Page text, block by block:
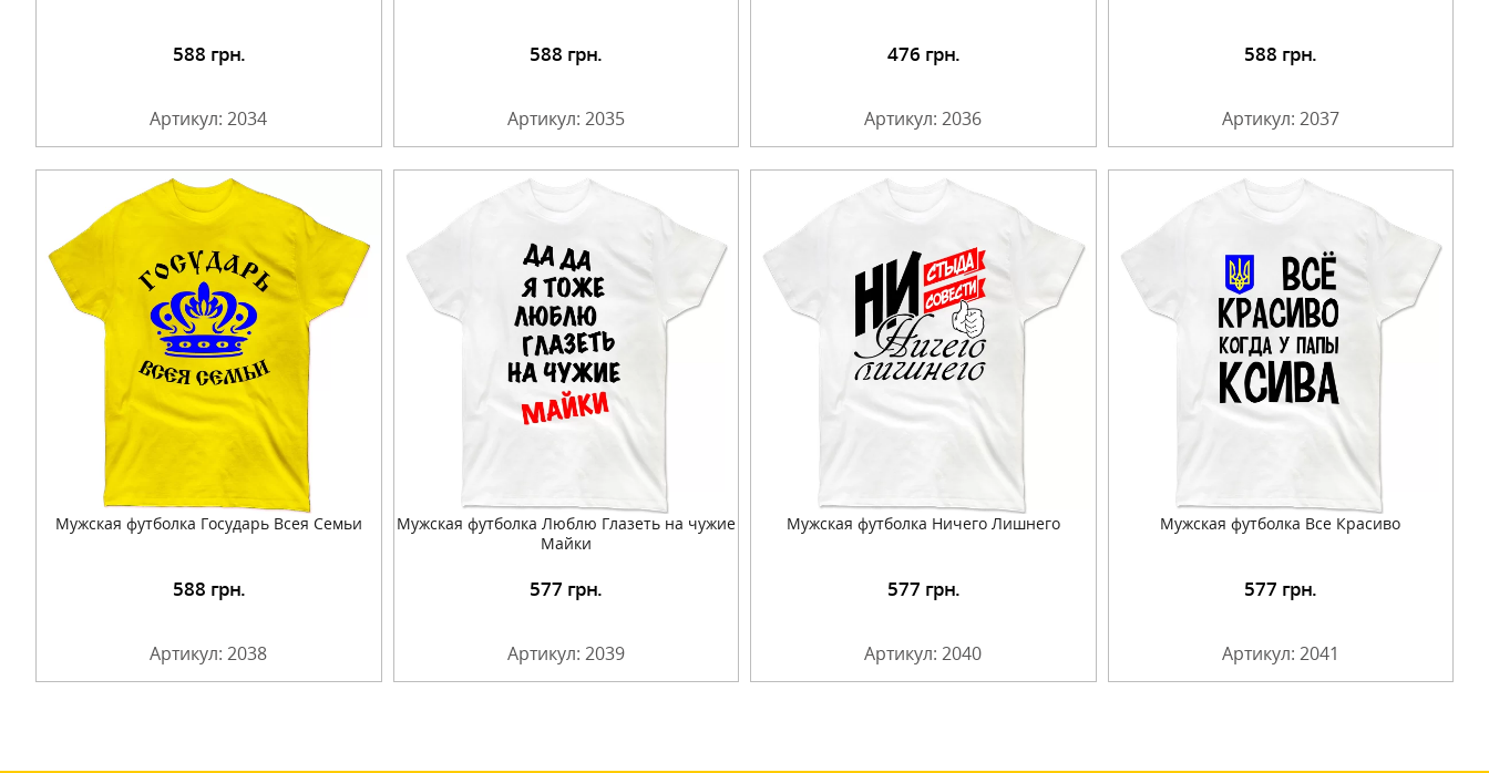
588 грн.
Артикул: 2034
Подробнее 588 грн.
Артикул: 2035
Подробнее 476 грн.
Артикул: 2036
Подробнее 588 грн.
Артикул: 2037
Мужская футболка Государь Всея Семьи
588 грн.
Артикул: 2038
Мужская футболка Люблю Глазеть на чужие
Майки
Подробнее 577 грн.
Артикул: 2039
Мужская футболка Ничего Лишнего
Подробнее 577 грн.
Артикул: 2040
Мужская футболка Все Красиво
Подробнее 577 грн.
Артикул: 2041